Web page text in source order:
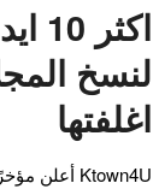
لنسخ
اغلفتها